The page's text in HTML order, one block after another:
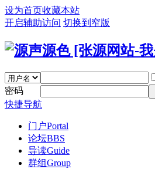
设为首页收藏本站
开启辅助访问 切换到窄版
密码
快捷导航
门户Portal
论坛BBS
导读Guide
群组Group